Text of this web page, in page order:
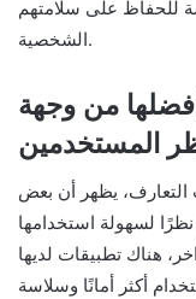
للحفاظ على سلامتهم
الشخصية.
من وجهة
المستخدمين
التعارف، يظهر أن بعض
لسهولة استخدامها
هناك تطبيقات لديها
أكثر أمانًا وسلاسة